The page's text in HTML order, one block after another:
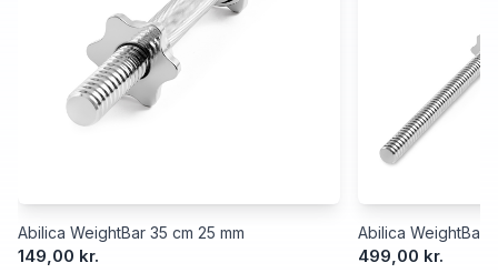
Abilica WeightBar 35 cm 25 mm
149,00 kr.
Abilica WeightBar
499,00 kr.